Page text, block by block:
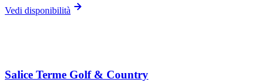
Vedi disponibilità
Salice Terme Golf & Country